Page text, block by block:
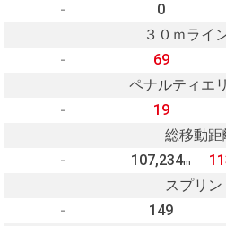
-
0
３０ｍライ
-
69
ペナルティエ
-
19
総移動距
-
107,234m
スプリン
-
149